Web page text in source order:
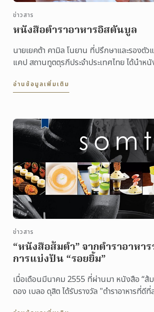
ข่าวสาร
หนังสือตำราอาหารอิสตันบูล
นายเยคต้า คามิล โนยาน ที่ปรึกษาและรองตัว
แคป สถานทูตตุรกีประจำประเทศไทย ได้นำหนั
อ่านข้อมูลเพิ่มเติม
ข่าวสาร
“หนังสือส้มตำ” จากตำราอาหา
การแบ่งปัน “รอยยิ้ม”
เมื่อเดือนมีนาคม 2555 ที่ผ่านมา หนังสือ “ส้
ดอง เบลอ ดุสิต ได้รับรางวัล "ตำราอาหารที่ดี